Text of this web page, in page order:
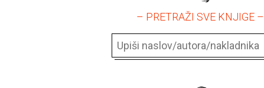
– PRETRAŽI SVE KNJIGE –